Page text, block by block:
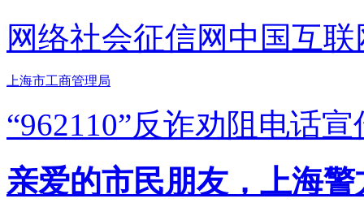
网络社会征信网 中国互
上海市工商管理局
“962110”反诈劝阻电话宣
亲爱的市民朋友，上海